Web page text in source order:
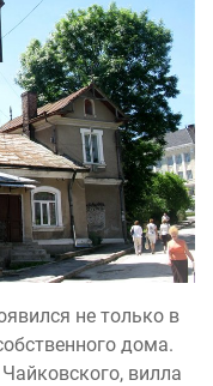
не только в
дома.
вилла